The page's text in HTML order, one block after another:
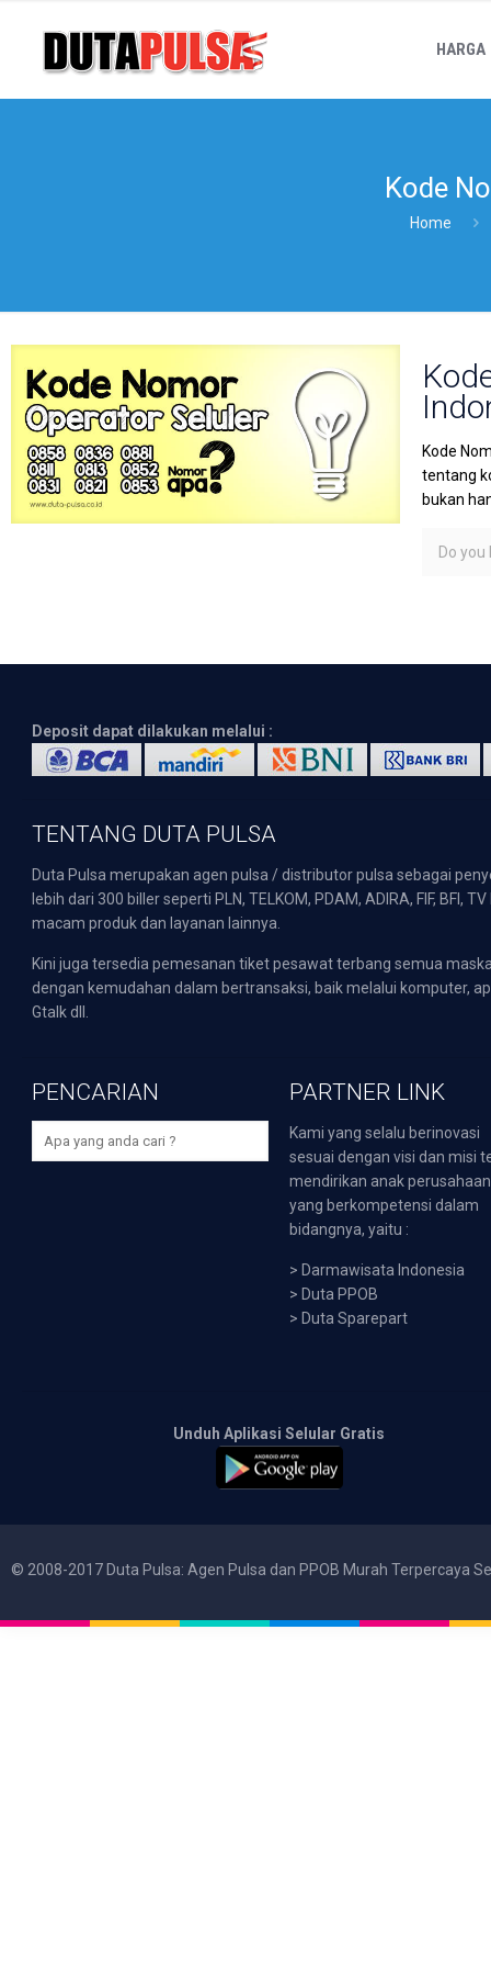
HARGA
Kode
Home
Kode
tentang
bukan
Do you
Deposit dapat dilakukan melalui :
TENTANG DUTA PULSA
Duta Pulsa merupakan agen pulsa / distributor pulsa sebagai
lebih dari 300 biller seperti PLN, TELKOM, PDAM, ADIRA, FIF,
macam produk dan layanan lainnya.
Kini juga tersedia pemesanan tiket pesawat terbang semua
dengan kemudahan dalam bertransaksi, baik melalui komputer,
Gtalk dll.
PENCARIAN PARTNER LINK
Kami yang selalu berinovasi
sesuai dengan visi dan misi
mendirikan anak perusahaan
yang berkompetensi dalam
bidangnya, yaitu :
> Darmawisata Indonesia
> Duta PPOB
> Duta Sparepart
Unduh Aplikasi Selular Gratis
© 2008-2017 Duta Pulsa: Agen Pulsa dan PPOB Murah Terpercaya